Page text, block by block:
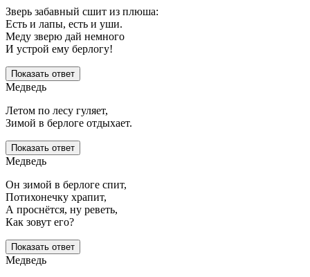
Зверь забавный сшит из плюша:
Есть и лапы, есть и уши.
Меду зверю дай немного
И устрой ему берлогу!
Показать ответ
Медведь
Летом по лесу гуляет,
Зимой в берлоге отдыхает.
Показать ответ
Медведь
Он зимой в берлоге спит,
Потихонечку храпит,
А проснётся, ну реветь,
Как зовут его?
Показать ответ
Медведь